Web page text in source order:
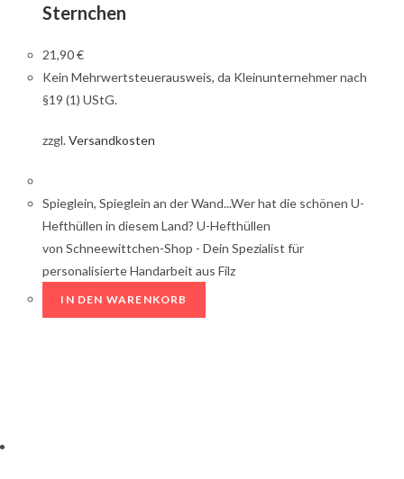
Sternchen
21,90€
Kein Mehrwertsteuerausweis, da Kleinunternehmer nach
§19 (1) UStG.
zzgl.Versandkosten
Spieglein, Spieglein an der Wand...Wer hat die schönen U-
Hefthüllen in diesem Land? U-Hefthüllen
von Schneewittchen-Shop - Dein Spezialist für
personalisierte Handarbeit aus Filz
IN DEN WARENKORB